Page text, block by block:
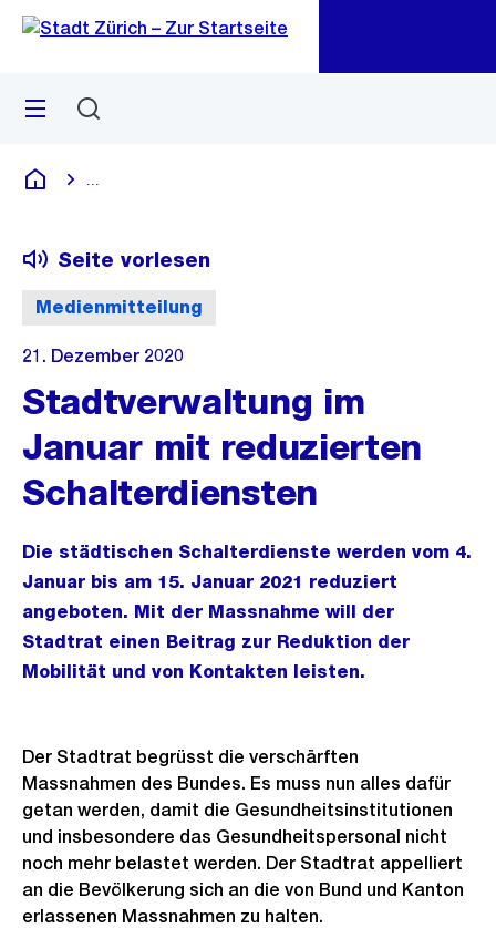
Navigation
Sprunglink
Menü
Deutsch
Medienmitteilung
Seite vorlesen
21. Dezember 2020
Stadtverwaltung im
Januar mit reduzierten
Schalterdiensten
Die städtischen Schalterdienste werden vom 4.
Januar bis am 15. Januar 2021 reduziert
angeboten. Mit der Massnahme will der
Stadtrat einen Beitrag zur Reduktion der
Mobilität und von Kontakten leisten.
Der Stadtrat begrüsst die verschärften
Massnahmen des Bundes. Es muss nun alles dafür
getan werden, damit die Gesundheitsinstitutionen
und insbesondere das Gesundheitspersonal nicht
noch mehr belastet werden. Der Stadtrat appelliert
an die Bevölkerung sich an die von Bund und Kanton
erlassenen Massnahmen zu halten.